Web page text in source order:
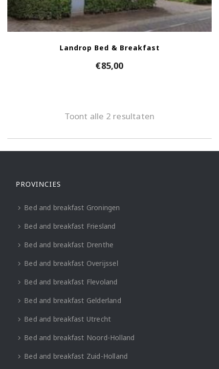
Landrop Bed & Breakfast
€85,00
Toont alle 2 resultaten
PROVINCIES
Bed and breakfast Groningen
Bed and breakfast Friesland
Bed and breakfast Drenthe
Bed and breakfast Overijssel
Bed and breakfast Flevoland
Bed and breakfast Gelderland
Bed and breakfast Utrecht
Bed and breakfast Noord-Holland
Bed and breakfast Zuid-Holland